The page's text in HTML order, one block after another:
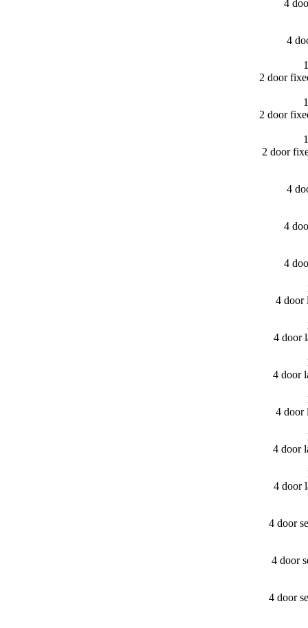
4
4
2 door
2 door
2 door
4
4
4
4 door
4 door
4 door
4 door
4 door
4 door
4 door
4 door
4 door